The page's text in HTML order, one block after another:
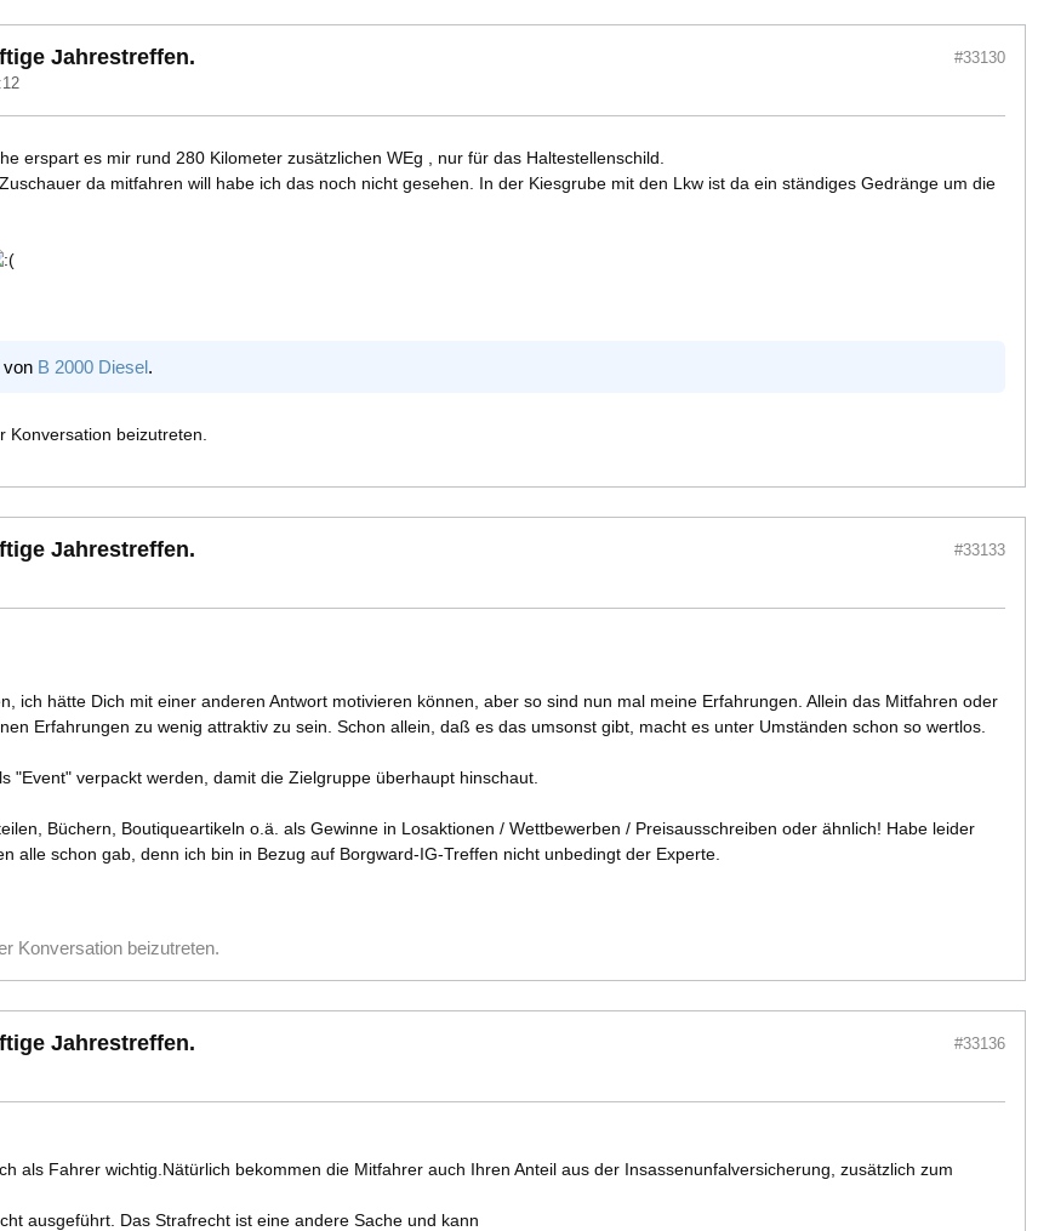
Jahrestreffen. #33130
erspart es mir rund 280 Kilometer zusätzlichen WEg , nur für das Haltestellenschild.
da mitfahren will habe ich das noch nicht gesehen. In der Kiesgrube mit den Lkw ist da ein ständiges Gedränge um die
von B 2000 Diesel.
Konversation beizutreten.
Jahrestreffen. #33133
ich hätte Dich mit einer anderen Antwort motivieren können, aber so sind nun mal meine Erfahrungen. Allein das Mitfahren oder
Erfahrungen zu wenig attraktiv zu sein. Schon allein, daß es das umsonst gibt, macht es unter Umständen schon so wertlos.
"Event" verpackt werden, damit die Zielgruppe überhaupt hinschaut.
Büchern, Boutiqueartikeln o.ä. als Gewinne in Losaktionen / Wettbewerben / Preisausschreiben oder ähnlich! Habe leider
alle schon gab, denn ich bin in Bezug auf Borgward-IG-Treffen nicht unbedingt der Experte.
Konversation beizutreten.
Jahrestreffen. #33136
als Fahrer wichtig.Nätürlich bekommen die Mitfahrer auch Ihren Anteil aus der Insassenunfalversicherung, zusätzlich zum
ausgeführt. Das Strafrecht ist eine andere Sache und kann